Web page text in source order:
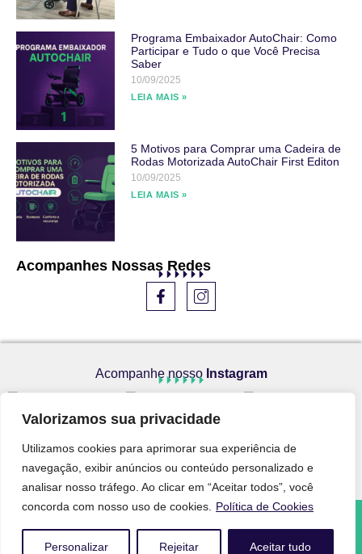
Valorizamos sua privacidade
Utilizamos cookies para aprimorar sua experiência de
navegação, exibir anúncios ou conteúdo personalizado e
analisar nosso tráfego. Ao clicar em “Aceitar todos”, você
concorda com nosso uso de cookies.
Política de Cookies
Personalizar Rejeitar Aceitar tudo
Programa Embaixador AutoChair: Como
Participar e Tudo o que Você Precisa
Saber
10/09/2025
LEIA MAIS »
5 Motivos para Comprar uma Cadeira de
Rodas Motorizada AutoChair First Editon
10/09/2025
LEIA MAIS »
Acompanhes Nossas Redes
Acompanhe nosso Instagram
@AUTOCHAIR_BR